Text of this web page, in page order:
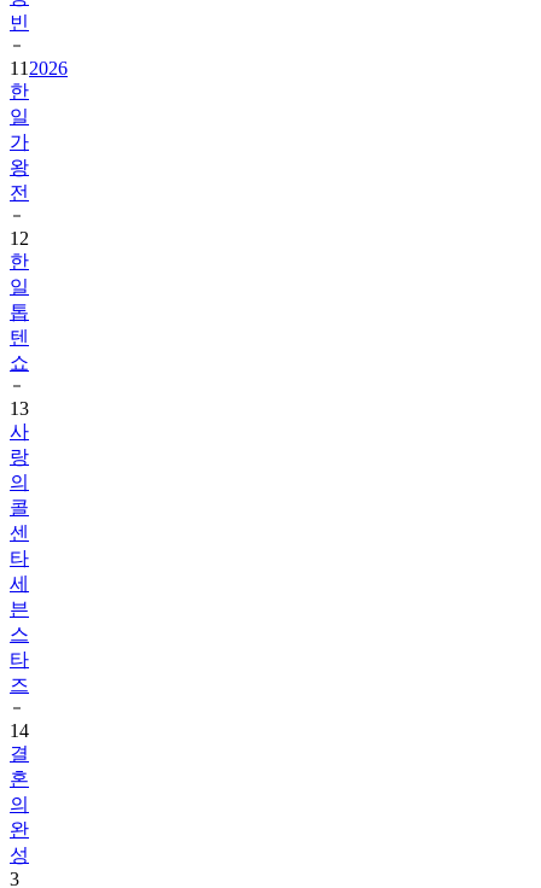
11
한
일
가
왕
전
12
한
일
톱
텐
쇼
13
사
랑
의
콜
센
타
세
븐
스
타
즈
14
결
혼
의
완
성
3
15